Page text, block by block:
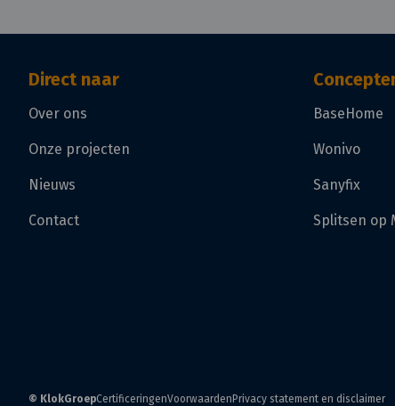
Direct naar
Over ons
Onze projecten
Nieuws
Contact
BaseHome
Wonivo
Sanyfix
Splitsen op
© KlokGroepCertificeringenVoorwaardenPrivacy statement en disclaimer